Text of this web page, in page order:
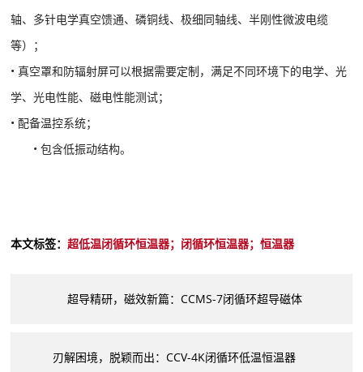
轴、多针电学真空馈通、磷铜线、极细同轴线、半刚性微波电缆
等）；
• 真空罩和防辐射屏可以根据需要定制，满足不同环境下的电学、光
学、光电性能、磁电性能测试；
• 配备温控系统；
• 包含低振动结构。
本文标签：超低温闭循环恒温器；闭循环恒温器；恒温器
超导精研，磁效新篇：CCMS-7闭循环超导磁体
刃解困境，脱颖而出：CCV-4K闭循环低温恒温器